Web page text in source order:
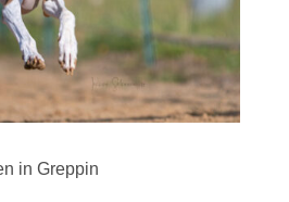
in Greppin